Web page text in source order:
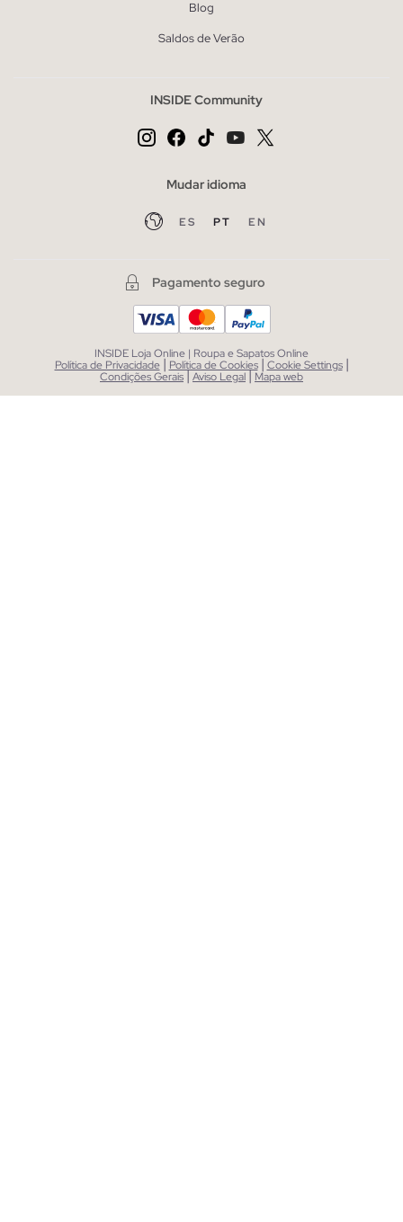
Blog
Saldos de Verão
INSIDE Community
Mudar idioma
ES PT EN
Pagamento seguro
INSIDE Loja Online | Roupa e Sapatos Online
Política de Privacidade | Política de Cookies | Cookie Settings |
Condições Gerais|Aviso Legal| Mapa web